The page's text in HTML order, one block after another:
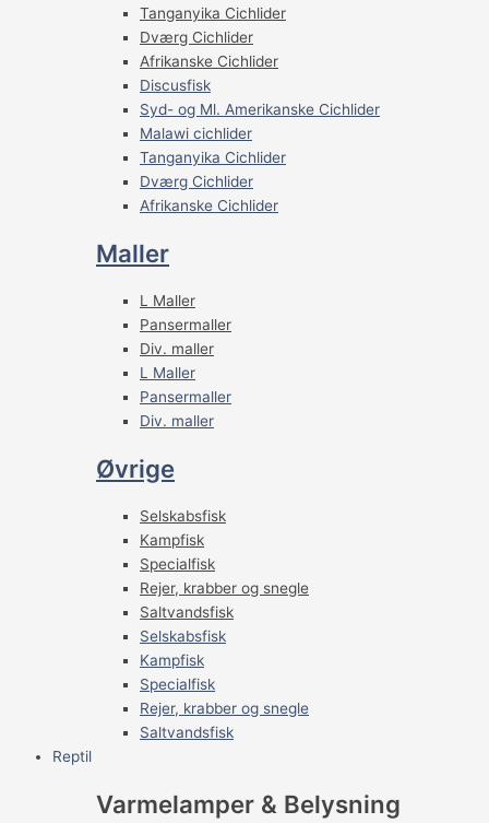
Tanganyika Cichlider
Dværg Cichlider
Afrikanske Cichlider
Discusfisk
Syd- og Ml. Amerikanske Cichlider
Malawi cichlider
Tanganyika Cichlider
Dværg Cichlider
Afrikanske Cichlider
Maller
L Maller
Pansermaller
Div. maller
L Maller
Pansermaller
Div. maller
Øvrige
Selskabsfisk
Kampfisk
Specialfisk
Rejer, krabber og snegle
Saltvandsfisk
Selskabsfisk
Kampfisk
Specialfisk
Rejer, krabber og snegle
Saltvandsfisk
Reptil
Varmelamper & Belysning